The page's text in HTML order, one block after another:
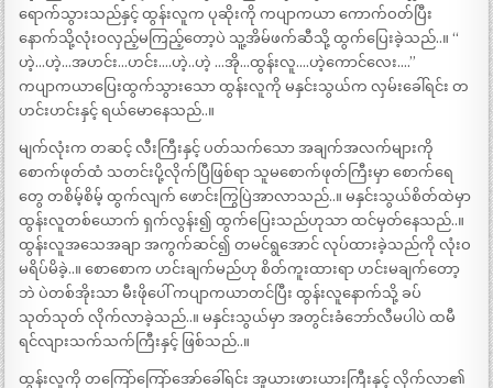
ရောက်သွားသည်နှင့် ထွန်းလူက ပုဆိုးကို ကပျာကယာ ကောက်ဝတ်ပြီး
နောက်သို့လုံးဝလှည့်မကြည့်တော့ပဲ သူ့အိမ်ဖက်ဆီသို့ ထွက်ပြေးခဲ့သည်..။ “
ဟဲ့…ဟဲ့…အဟင်း…ဟင်း….ဟဲ့..ဟဲ့ …အို…ထွန်းလူ….ဟဲ့ကောင်လေး….”
ကပျာကယာပြေးထွက်သွားသော ထွန်းလူကို မနှင်းသွယ်က လှမ်းခေါ်ရင်း တ
ဟင်းဟင်းနှင့် ရယ်မောနေသည်..။
မျက်လုံးက တဆင့် လီးကြီးနှင့် ပတ်သက်သော အချက်အလက်များကို
စောက်ဖုတ်ထံ သတင်းပို့လိုက်ပြီဖြစ်ရာ သူမစောက်ဖုတ်ကြီးမှာ စောက်ရေ
တွေ တစိမ့်စိမ့် ထွက်လျက် ဖောင်းကြွပြဲအာလာသည်..။ မနှင်းသွယ်စိတ်ထဲမှာ
ထွန်းလူတစ်ယောက် ရှက်လွန်း၍ ထွက်ပြေးသည်ဟုသာ ထင်မှတ်နေသည်..။
ထွန်းလူအသေအချာ အကွက်ဆင်၍ တမင်ရွအောင် လုပ်ထားခဲ့သည်ကို လုံးဝ
မရိပ်မိခဲ့..။ စောစောက ဟင်းချက်မည်ဟု စိတ်ကူးထားရာ ဟင်းမချက်တော့
ဘဲ ပဲတစ်အိုးသာ မီးဖိုပေါ် ကပျာကယာတင်ပြီး ထွန်းလူနောက်သို့ ခပ်
သုတ်သုတ် လိုက်လာခဲ့သည်..။ မနှင်းသွယ်မှာ အတွင်းခံဘော်လီမပါပဲ ထမီ
ရင်လျားသက်သက်ကြီးနှင့် ဖြစ်သည်..။
ထွန်းလူကို တကြော်ကြော်အော်ခေါ်ရင်း အူယားဖားယားကြီးနှင့် လိုက်လာ၏